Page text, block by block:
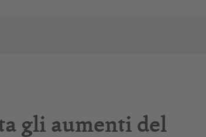
gli aumenti del